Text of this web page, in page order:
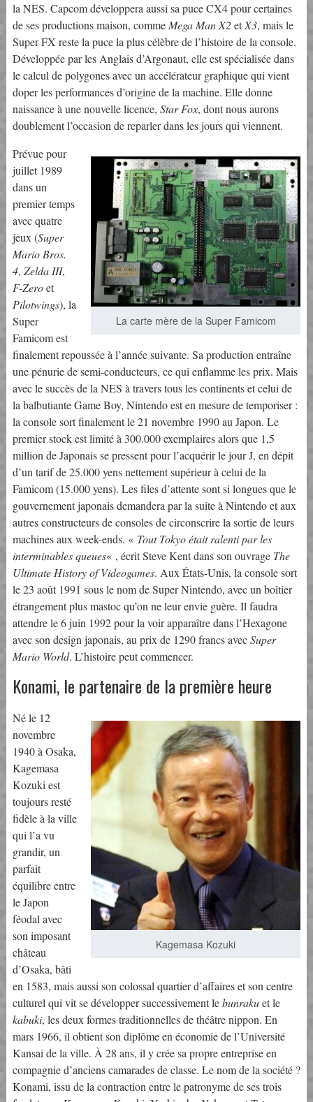
la NES. Capcom développera aussi sa puce CX4 pour certaines
de ses productions maison, comme Mega Man X2etX3, mais le
Super FX reste la puce la plus célèbre de l’histoire de la console.
Développée par les Anglais d’Argonaut, elle est spécialisée dans
le calcul de polygones avec un accélérateur graphique qui vient
doper les performances d’origine de la machine. Elle donne
naissance à une nouvelle licence, Star Fox, dont nous aurons
doublement l’occasion de reparler dans les jours qui viennent.
La carte mère de la Super Famicom
Prévue pour
juillet 1989
dans un
premier temps
avec quatre
jeux (Super
Mario Bros.
4, Zelda III,
F-Zeroet
Pilotwings), la
Super
Famicom est
finalement repoussée à l’année suivante. Sa production entraîne
une pénurie de semi-conducteurs, ce qui enflamme les prix. Mais
avec le succès de la NES à travers tous les continents et celui de
la balbutiante Game Boy, Nintendo est en mesure de temporiser :
la console sort finalement le 21 novembre 1990 au Japon. Le
premier stock est limité à 300.000 exemplaires alors que 1,5
million de Japonais se pressent pour l’acquérir le jour J, en dépit
d’un tarif de 25.000 yens nettement supérieur à celui de la
Famicom (15.000 yens). Les files d’attente sont si longues que le
gouvernement japonais demandera par la suite à Nintendo et aux
autres constructeurs de consoles de circonscrire la sortie de leurs
machines aux week-ends. « Tout Tokyo était ralenti par les
interminables queues« , écrit Steve Kent dans son ouvrage The
Ultimate History of Videogames. Aux États-Unis, la console sort
le 23 août 1991 sous le nom de Super Nintendo, avec un boîtier
étrangement plus mastoc qu’on ne leur envie guère. Il faudra
attendre le 6 juin 1992 pour la voir apparaître dans l’Hexagone
avec son design japonais, au prix de 1290 francs avecSuper
Mario World. L’histoire peut commencer.
Konami, le partenaire de la première heure
Kagemasa Kozuki
Né le 12
novembre
1940 à Osaka,
Kagemasa
Kozuki est
toujours resté
fidèle à la ville
qui l’a vu
grandir, un
parfait
équilibre entre
le Japon
féodal avec
son imposant
château
d’Osaka, bâti
en 1583, mais aussi son colossal quartier d’affaires et son centre
culturel qui vit se développer successivement lebunrakuet le
kabuki, les deux formes traditionnelles de théâtre nippon. En
mars 1966, il obtient son diplôme en économie de l’Université
Kansai de la ville. À 28 ans, il y crée sa propre entreprise en
compagnie d’anciens camarades de classe. Le nom de la société ?
Konami, issu de la contraction entre le patronyme de ses trois